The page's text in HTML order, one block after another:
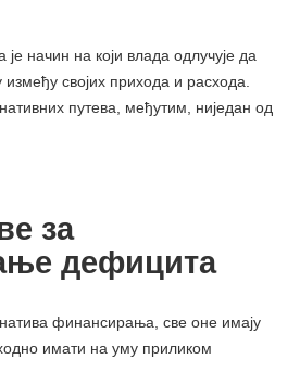
начин на који влада одлучује да
својих прихода и расхода.
путева, међутим, ниједан од
за
дефицита
финансирања, све оне имају
имати на уму приликом